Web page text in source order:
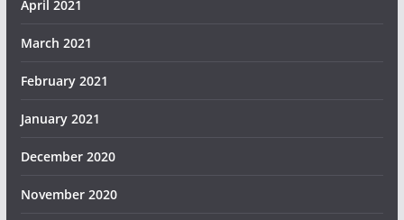
April 2021
March 2021
February 2021
January 2021
December 2020
November 2020